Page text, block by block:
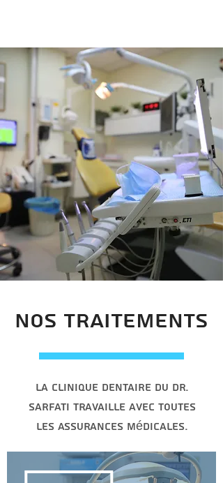
NOS TRAITEMENTS
La clinique dentaire du Dr.
Sarfati travaille avec toutes
les assurances médicales.